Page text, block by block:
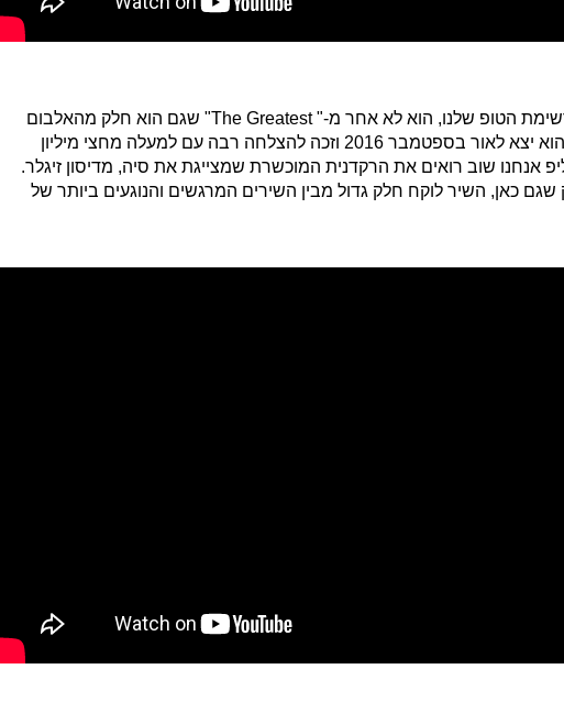
הטופ שלנו, הוא לא אחר מ-" The Greatest" שגם הוא חלק מהאלבום
". הוא יצא לאור בספטמבר 2016 וזכה להצלחה רבה עם למעלה מחצי מיליון
אנחנו שוב רואים את הרקדנית המוכשרת שמצייגת את סיה, מדיסון זיגלר.
שגם כאן, השיר לוקח חלק גדול מבין השירים המרגשים והנוגעים ביותר של